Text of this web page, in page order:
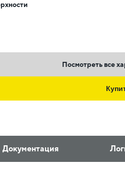
Посмотреть все
Документация